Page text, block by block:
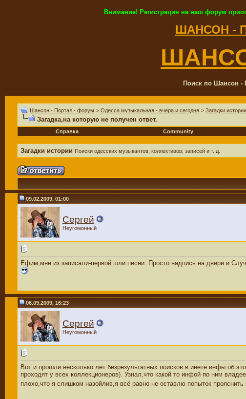
Внимание! Регистрация на наш форум
ШАНСОН -
Поиск по Шансон -
Шансон - Портал - форум > Одесса музыкальная - вчера и сегодня > Загадки истории
Загадка,на которую не получен ответ.
Справка
Community
Загадки истории Поиски одесских музыкантов, коллективов, записей и т. д.
09.02.2009, 01:00
Сергей
Неугомонный
Ефим,мне из записали-первой шли песни: Просто надпись на двери и
06.09.2009, 16:23
Сергей
Неугомонный
Вот и прошли несколько лет безрезультатных поисков в инете инфы об
проходят у всех коллекционеров). Узнал,что какой то инфой по ним
плохо,что я слишком назойлив,я всё равно не оставлю попыток прояснить